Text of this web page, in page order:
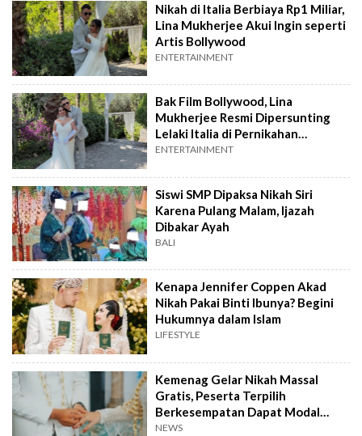
Nikah di Italia Berbiaya Rp1 Miliar,
Lina Mukherjee Akui Ingin seperti
Artis Bollywood
ENTERTAINMENT
Bak Film Bollywood, Lina
Mukherjee Resmi Dipersunting
Lelaki Italia di Pernikahan
Impiannya
ENTERTAINMENT
Siswi SMP Dipaksa Nikah Siri
Karena Pulang Malam, Ijazah
Dibakar Ayah
BALI
Kenapa Jennifer Coppen Akad
Nikah Pakai Binti Ibunya? Begini
Hukumnya dalam Islam
LIFESTYLE
Kemenag Gelar Nikah Massal
Gratis, Peserta Terpilih
Berkesempatan Dapat Modal
Usaha
NEWS